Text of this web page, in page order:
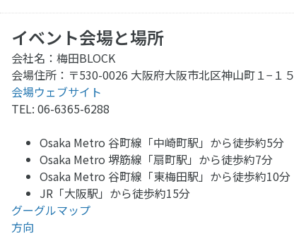
イベント会場と場所
会社名：梅田BLOCK
会場住所：〒530-0026 大阪府大阪市北区神山町１−１５
会場ウェブサイト
TEL: 06-6365-6288
Osaka Metro 谷町線「中崎町駅」から徒歩約5分
Osaka Metro 堺筋線「扇町駅」から徒歩約7分
Osaka Metro 谷町線「東梅田駅」から徒歩約10分
JR「大阪駅」から徒歩約15分
グーグルマップ
方向